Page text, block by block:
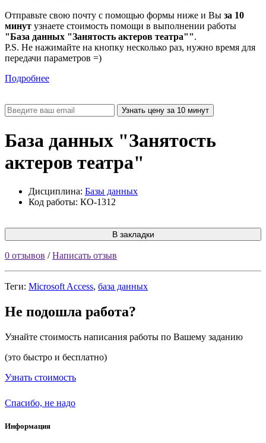
Отправьте свою почту с помощью формы ниже и Вы за 10
минут узнаете стоимость помощи в выполнении работы
"База данных "Занятость актеров театра"".
P.S. Не нажимайте на кнопку несколько раз, нужно время для
передачи параметров =)
Подробнее
База данных "Занятость
актеров театра"
Дисциплина: Базы данных
Код работы: КО-1312
В закладки
0 отзывов /Написать отзыв
Теги: Microsoft Access, база данных
Не подошла работа?
Узнайте стоимость написания работы по Вашему заданию
(это быстро и бесплатно)
Узнать стоимость
Спасибо, не надо
Информация